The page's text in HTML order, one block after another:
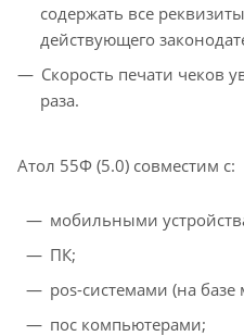
содержать все
действующего
Скорость печати чеков
раза.
Атол 55Ф (5.0) совместим с:
мобильными
ПК;
pos-системами (на
пос компьютерами;